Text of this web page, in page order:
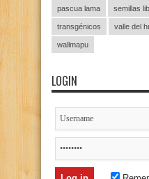
pascua lama semillas
transgénicos valle del
wallmapu
LOGIN